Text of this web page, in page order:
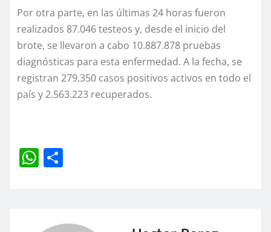
Por otra parte, en las últimas 24 horas fueron
realizados 87.046 testeos y, desde el inicio del
brote, se llevaron a cabo 10.887.878 pruebas
diagnósticas para esta enfermedad. A la fecha, se
registran 279.350 casos positivos activos en todo el
país y 2.563.223 recuperados.
W